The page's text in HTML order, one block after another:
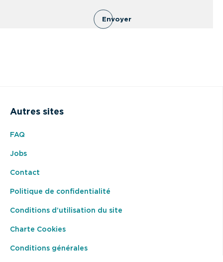
Envoyer
Autres sites
FAQ
Jobs
Contact
Politique de confidentialité
Conditions d’utilisation du site
Charte Cookies
Conditions générales